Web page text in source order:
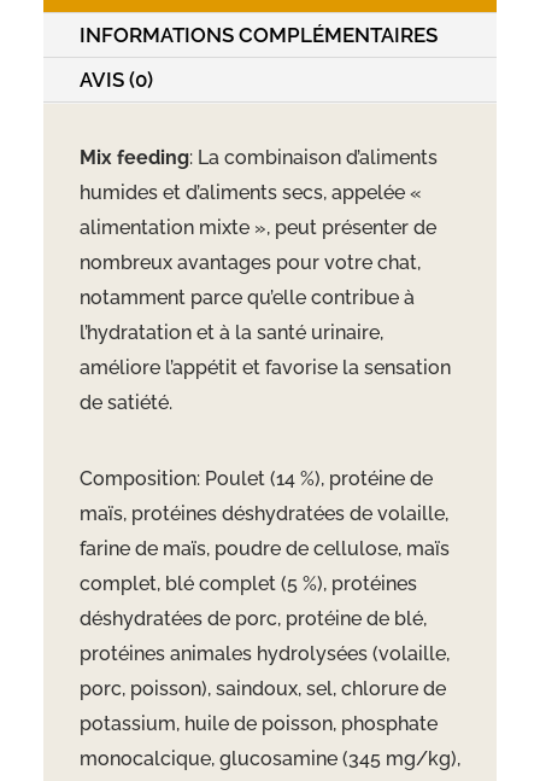
INFORMATIONS COMPLÉMENTAIRES
AVIS (0)
Mix feeding: La combinaison d’aliments
humides et d’aliments secs, appelée «
alimentation mixte », peut présenter de
nombreux avantages pour votre chat,
notamment parce qu’elle contribue à
l’hydratation et à la santé urinaire,
améliore l’appétit et favorise la sensation
de satiété.
Composition: Poulet (14 %), protéine de
maïs, protéines déshydratées de volaille,
farine de maïs, poudre de cellulose, maïs
complet, blé complet (5 %), protéines
déshydratées de porc, protéine de blé,
protéines animales hydrolysées (volaille,
porc, poisson), saindoux, sel, chlorure de
potassium, huile de poisson, phosphate
monocalcique, glucosamine (345 mg/kg),